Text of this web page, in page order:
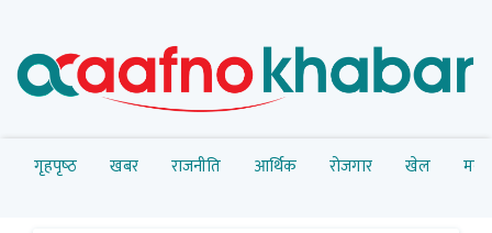
गृहपृष्‍ठ खबर राजनीति आर्थिक रोजगार खेल